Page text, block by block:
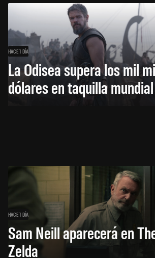
HACE 1 DÍA
La Odisea supera los mil
dólares en taquilla mundial
HACE 1 DÍA
Sam Neill aparecerá en
Zelda